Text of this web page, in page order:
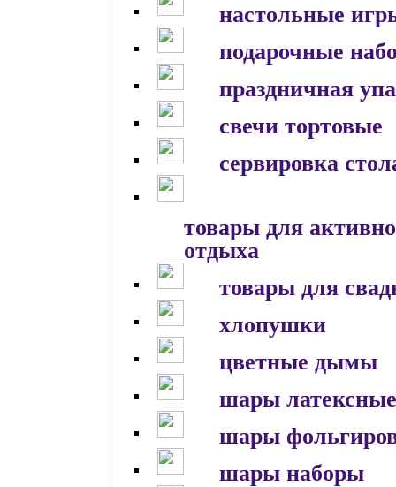
настольные
подарочные
праздничная
свечи тортовые
сервировка
товары для
отдыха
товары для
хлопушки
цветные дымы
шары латексные
шары
шары наборы